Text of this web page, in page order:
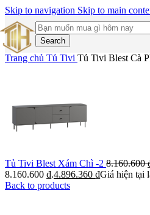
Skip to navigation Skip to main
Search
Trang chủ Tủ Tivi Tủ Tivi Blest Cà
Tủ Tivi Blest Xám Chì -2 8.160.600
8.160.600 ₫.4.896.360 ₫Giá hiện tại
Back to products